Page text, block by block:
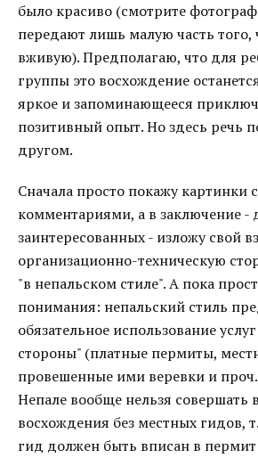
было красиво (смотрите
передают лишь малую часть
вживую). Предполагаю, что для
группы это восхождение
яркое и запоминающееся
позитивный опыт. Но здесь речь
другом.
Сначала просто покажу картинки
комментариями, а в заключение -
заинтересованных - изложу свой
организационно-техническую
"в непальском стиле". А пока
понимания: непальский стиль
обязательное использование
стороны" (платные пермиты,
провешенные ими веревки и
Непале вообще нельзя совершать
восхождения без местных гидов,
гид должен быть вписан в